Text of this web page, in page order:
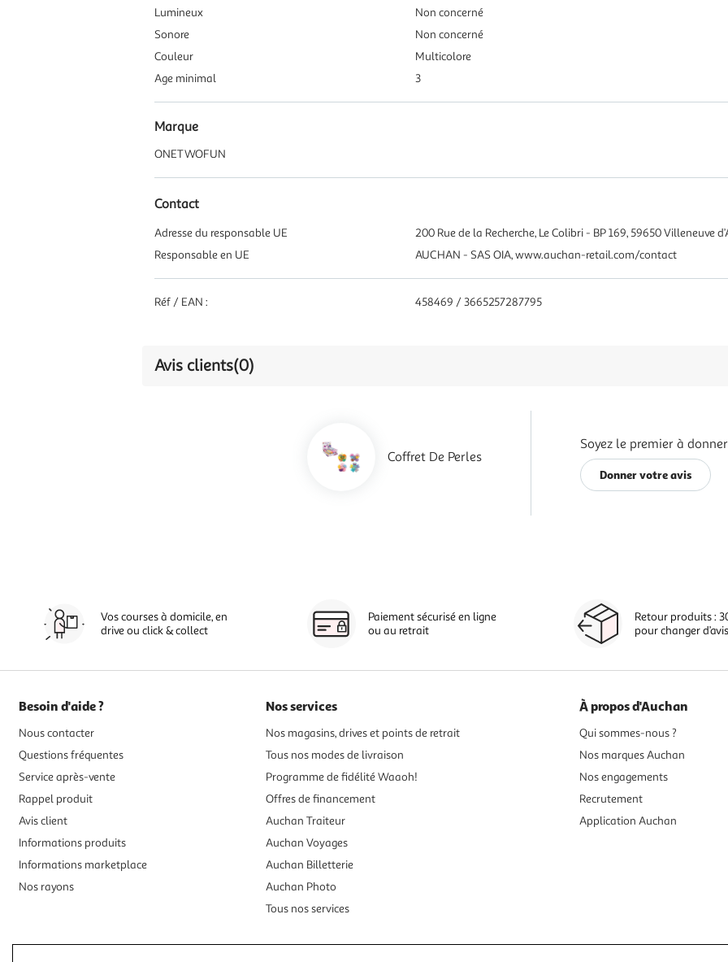
Lumineux
Non concerné
Sonore
Non concerné
Couleur
Multicolore
Age minimal
3
Marque
ONETWOFUN
Contact
Adresse du responsable UE
200 Rue de la Recherche, Le Colibri - BP 169, 59650 Villeneuve
Responsable en UE
AUCHAN - SAS OIA, www.auchan-retail.com/contact
Réf / EAN : 458469 / 3665257287795
Avis clients(0)
Coffret De Perles
Soyez le premier à
Donner votre avis
Vos courses à domicile, en
drive ou click & collect
Paiement sécurisé en ligne
ou au retrait
Retour produits :
pour changer d’avis
Besoin d'aide ?
Nous contacter
Questions fréquentes
Service après-vente
Rappel produit
Avis client
Informations produits
Informations marketplace
Nos rayons
Nos services
Nos magasins, drives et points de retrait
Tous nos modes de livraison
Programme de fidélité Waaoh!
Offres de financement
Auchan Traiteur
Auchan Voyages
Auchan Billetterie
Auchan Photo
Tous nos services
À propos d'Auchan
Qui sommes-nous ?
Nos marques Auchan
Nos engagements
Recrutement
Application Auchan